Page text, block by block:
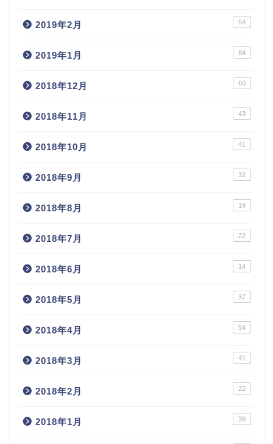
2019年2月 54
2019年1月 84
2018年12月 60
2018年11月 43
2018年10月 41
2018年9月 32
2018年8月 19
2018年7月 22
2018年6月 14
2018年5月 37
2018年4月 54
2018年3月 41
2018年2月 22
2018年1月 38